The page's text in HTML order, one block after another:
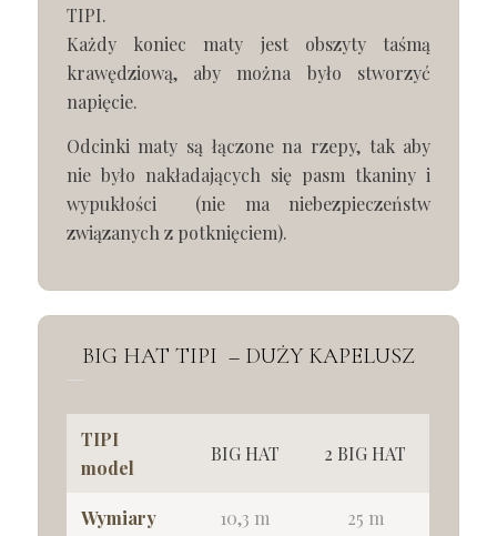
TIPI.
Każdy koniec maty jest obszyty taśmą
krawędziową, aby można było stworzyć
napięcie.
Odcinki maty są łączone na rzepy, tak aby
nie było nakładających się pasm tkaniny i
wypukłości (nie ma niebezpieczeństw
związanych z potknięciem).
BIG HAT TIPI – DUŻY KAPELUSZ
TIPI
model
BIG HAT 2 BIG HAT
Wymiary 10,3 m 25 m